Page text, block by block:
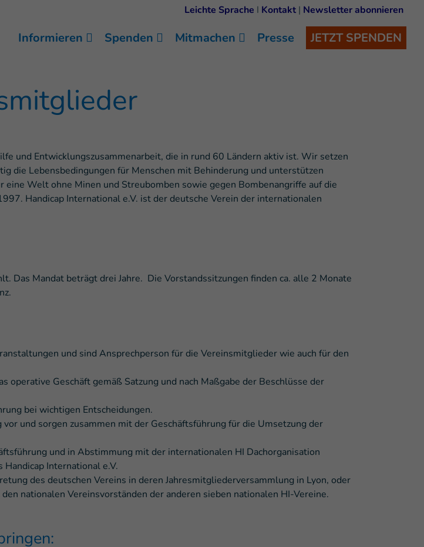
Leichte Sprache I Kontakt| Newsletter abonnieren
Informieren Spenden Mitmachen Presse JETZT SPENDEN
und Entwicklungszusammenarbeit, die in rund 60 Ländern aktiv ist. Wir setzen
die Lebensbedingungen für Menschen mit Behinderung und unterstützen
Welt ohne Minen und Streubomben sowie gegen Bombenangriffe auf die
Handicap International e.V. ist der deutsche Verein der internationalen
Mandat beträgt drei Jahre. Die Vorstandssitzungen finden ca. alle 2 Monate
und sind Ansprechperson für die Vereinsmitglieder wie auch für den
operative Geschäft gemäß Satzung und nach Maßgabe der Beschlüsse der
bei wichtigen Entscheidungen.
und sorgen zusammen mit der Geschäftsführung für die Umsetzung der
und in Abstimmung mit der internationalen HI Dachorganisation
International e.V.
des deutschen Vereins in deren Jahresmitgliederversammlung in Lyon, oder
nationalen Vereinsvorständen der anderen sieben nationalen HI-Vereine.